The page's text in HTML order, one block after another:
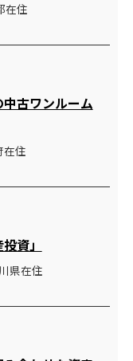
住
中古ワンルーム
住
資」
県在住